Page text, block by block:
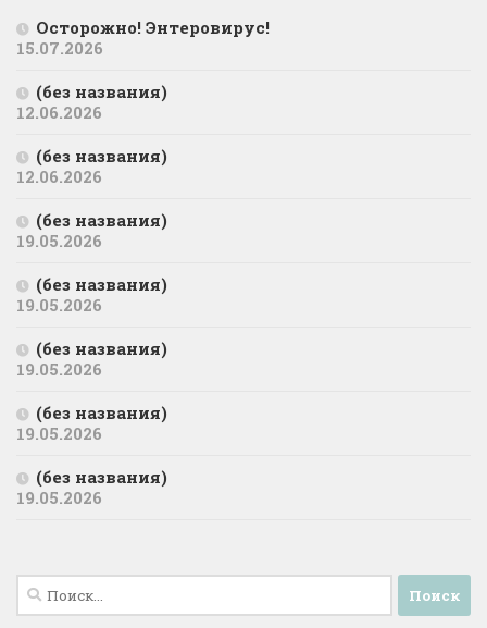
Осторожно! Энтеровирус!
15.07.2026
(без названия)
12.06.2026
(без названия)
12.06.2026
(без названия)
19.05.2026
(без названия)
19.05.2026
(без названия)
19.05.2026
(без названия)
19.05.2026
(без названия)
19.05.2026
Найти: